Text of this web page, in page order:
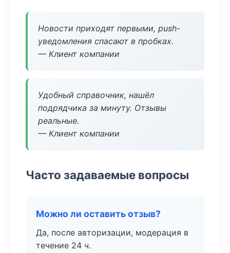
Новости приходят первыми, push-
уведомления спасают в пробках.
— Клиент компании
Удобный справочник, нашёл
подрядчика за минуту. Отзывы
реальные.
— Клиент компании
Часто задаваемые вопросы
Можно ли оставить отзыв?
Да, после авторизации, модерация в
течение 24 ч.